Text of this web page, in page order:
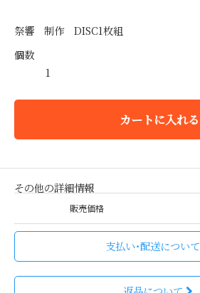
祭響 制作 DISC1枚組
個数
カートに入れる
その他の詳細情報
販売価格
支払い・配送について